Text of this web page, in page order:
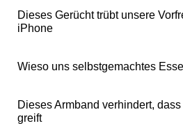
Dieses Gerücht trübt unsere
iPhone
Wieso uns selbstgemachtes
Dieses Armband verhindert,
greift